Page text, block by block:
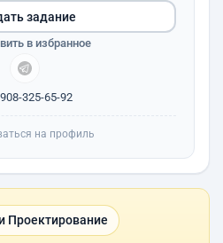
325-65-92
задание
в избранное
на профиль
Проектирование